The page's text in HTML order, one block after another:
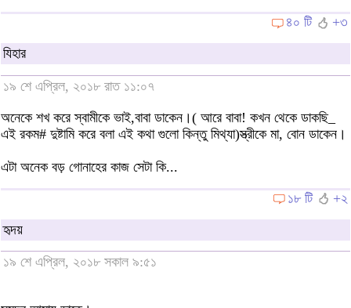
৪০ টি
+৩
যিহার
১৯ শে এপ্রিল, ২০১৮ রাত ১১:০৭
অনেকে শখ করে স্বামীকে ভাই,বাবা ডাকেন।( আরে বাবা! কখন থেকে ডাকছি_
এই রকম# দুষ্টামি করে বলা এই কথা গুলো কিন্তু মিথ্যা)স্ত্রীকে মা, বোন ডাকেন।
এটা অনেক বড় গোনাহের কাজ সেটা কি...
১৮ টি
+২
হৃদয়
১৯ শে এপ্রিল, ২০১৮ সকাল ৯:৫১